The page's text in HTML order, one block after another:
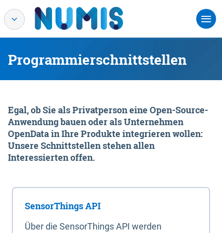
Programmierschnittstellen
Egal, ob Sie als Privatperson eine Open-Source-
Anwendung bauen oder als Unternehmen
OpenData in Ihre Produkte integrieren wollen:
Unsere Schnittstellen stehen allen
Interessierten offen.
SensorThings API
Über die SensorThings API werden